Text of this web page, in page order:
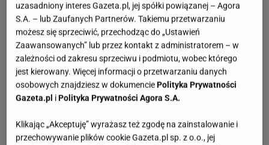
uzasadniony interes Gazeta.pl, jej spółki powiązanej – Agora
S.A. – lub Zaufanych Partnerów. Takiemu przetwarzaniu
możesz się sprzeciwić, przechodząc do „Ustawień
Zaawansowanych” lub przez kontakt z administratorem – w
zależności od zakresu sprzeciwu i podmiotu, wobec którego
jest kierowany. Więcej informacji o przetwarzaniu danych
osobowych znajdziesz w dokumenciePolityka Prywatności
Gazeta.pl iPolityka Prywatności Agora S.A.
Klikając „Akceptuję” wyrażasz też zgodę na zainstalowanie i
przechowywanie plików cookie Gazeta.pl sp. z o.o., jej